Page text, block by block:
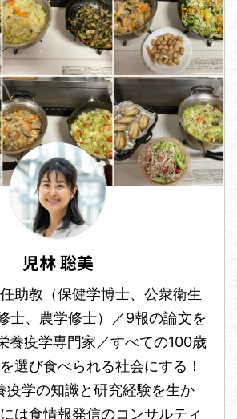
児林 聡美
助教（保健学博士、公衆衛生
士、農学修士）／9報の論文を
養疫学専門家／すべての100歳
選び食べられる社会にする！
疫学の知識と研究経験を生か
は食情報発信のコンサルティ